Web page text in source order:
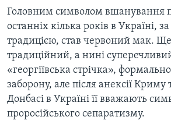
Головним символом вшанування
останніх кілька років в Україні,
традицією, став червоний мак.
традиційний, а нині
«георгіївська стрічка»,
заборону, але після анексії Криму
Донбасі в Україні її вважають
проросійського сепаратизму.